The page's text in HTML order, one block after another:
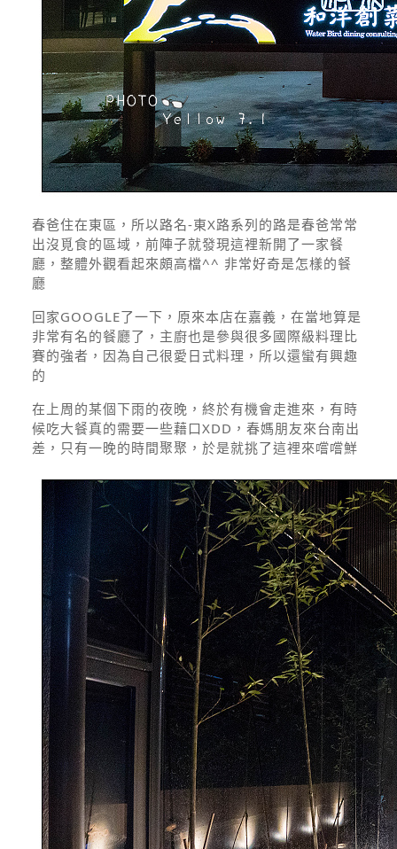
春爸住在東區，所以路名-東X路系列的路是春爸常常
出沒覓食的區域，前陣子就發現這裡新開了一家餐
廳，整體外觀看起來頗高檔^^ 非常好奇是怎樣的餐
廳
回家GOOGLE了一下，原來本店在嘉義，在當地算是
非常有名的餐廳了，主廚也是參與很多國際級料理比
賽的強者，因為自己很愛日式料理，所以還蠻有興趣
的
在上周的某個下雨的夜晚，終於有機會走進來，有時
候吃大餐真的需要一些藉口XDD，春媽朋友來台南出
差，只有一晚的時間聚聚，於是就挑了這裡來嚐嚐鮮